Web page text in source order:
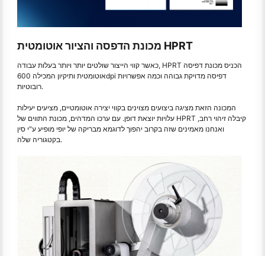
מכונת הדפסה והציור אוטומטית HPRT
כאשר קווי הייצור שולטים יותר ויותר בעלות עבודה, HPRT הכניס מכונת דפיסה
אוטומטית ותיקיון המכילה 600dpi דפיסה מדויקת גבוהה וכמה אפשרויות
רובוטיות.
המכונה הזאת מציגה ביצועים מצוינים בקווי יצירה אוטומטיים, מציעים יעילות
עלויות יוצאת דופן. עם ערכו המדהים, מכונת התווים של HPRT קיבלה זיהוי רחב,
ואנחנו מאמינים שזה בקרוב יהפוך לדוגמא מבריקה של יופי מופיע ע"י סין
בקטגוריה שלה.